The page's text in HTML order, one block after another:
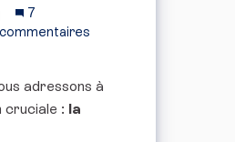
7
commentaires
adressons à
cruciale : la